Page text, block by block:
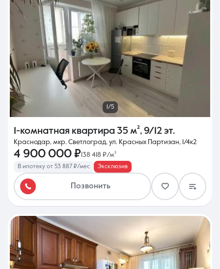
1/5
1-комнатная квартира 35 м², 9/12 эт.
Краснодар, мкр. Светлоград, ул. Красных Партизан, 1/4к2
4 900 000 ₽ 138 418 ₽/м²
В ипотеку от 53 887 ₽/мес Эксклюзив
Позвонить